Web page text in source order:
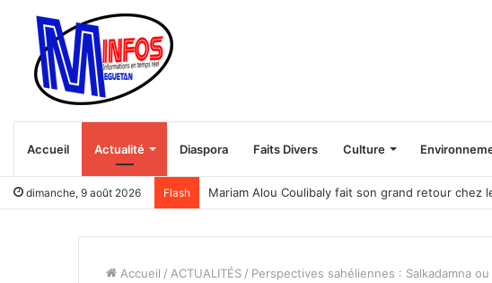
Accueil Actualité Diaspora Faits Divers Culture
dimanche, 9 août 2026 Flash Chine – Mali : Pékin défend sa loi sur l’unité
Accueil / ACTUALITÉS / Perspectives sahéliennes : Salkadamna